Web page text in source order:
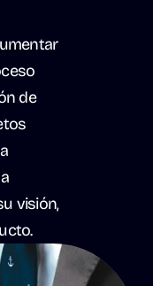
de
visión,